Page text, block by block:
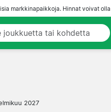
markkinapaikkoja. Hinnat voivat
2027